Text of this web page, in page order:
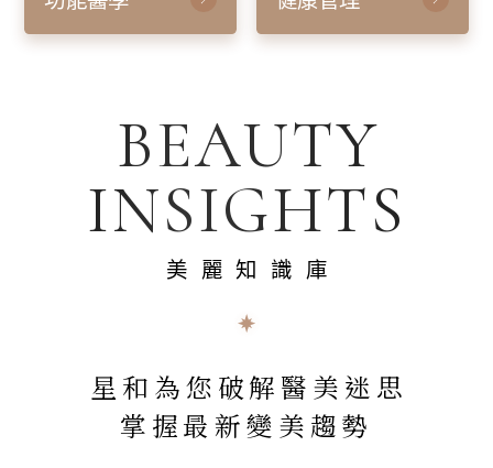
BEAUTY
INSIGHTS
美麗知識庫
星和為您破解醫美迷思
掌握最新變美趨勢